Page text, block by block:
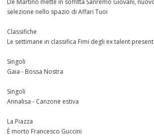
De Martino mette in soffitta Sanremo Giovani,
selezione nello spazio di Affari Tuoi
Classifiche
Le settimane in classifica Fimi degli ex talent
Singoli
Gaia - Bossa Nostra
Singoli
Annalisa - Canzone estiva
La Piazza
È morto Francesco Guccini